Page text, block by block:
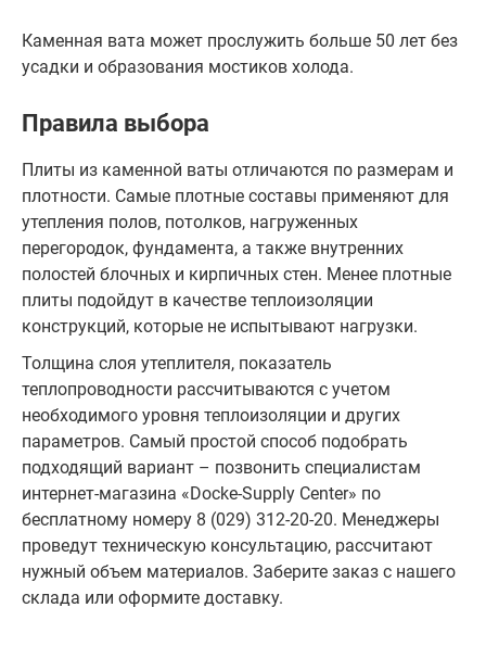
Каменная вата может прослужить больше 50 лет без
усадки и образования мостиков холода.
Правила выбора
Плиты из каменной ваты отличаются по размерам и
плотности. Самые плотные составы применяют для
утепления полов, потолков, нагруженных
перегородок, фундамента, а также внутренних
полостей блочных и кирпичных стен. Менее плотные
плиты подойдут в качестве теплоизоляции
конструкций, которые не испытывают нагрузки.
Толщина слоя утеплителя, показатель
теплопроводности рассчитываются с учетом
необходимого уровня теплоизоляции и других
параметров. Самый простой способ подобрать
подходящий вариант – позвонить специалистам
интернет-магазина «Docke-Supply Center» по
бесплатному номеру 8 (029) 312-20-20. Менеджеры
проведут техническую консультацию, рассчитают
нужный объем материалов. Заберите заказ с нашего
склада или оформите доставку.